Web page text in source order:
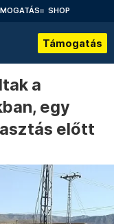
SHOP
Támogatás
a
egy
előtt